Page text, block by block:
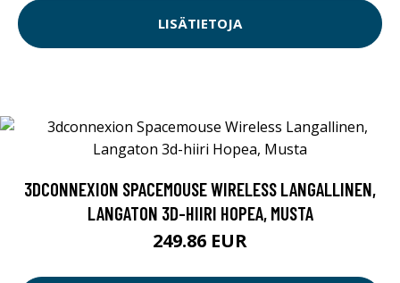
LISÄTIETOJA
3DCONNEXION SPACEMOUSE WIRELESS LANGALLINEN,
LANGATON 3D-HIIRI HOPEA, MUSTA
249.86 EUR